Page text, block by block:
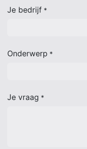
Je bedrijf *
Onderwerp *
Je vraag *